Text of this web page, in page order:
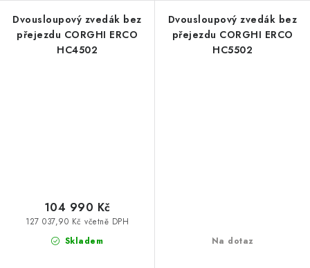
Dvousloupový zvedák bez
přejezdu CORGHI ERCO
HC4502
Skladem
127 037,90 Kč včetně DPH
104 990 Kč
Dvousloupový zvedák bez
přejezdu CORGHI ERCO
HC5502
Na dotaz